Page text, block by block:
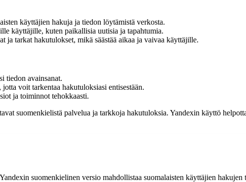
käyttäjien hakuja ja tiedon löytämistä verkosta.
käyttäjille, kuten paikallisia uutisia ja tapahtumia.
ja tarkat hakutulokset, mikä säästää aikaa ja vaivaa käyttäjille.
tiedon avainsanat.
voit tarkentaa hakutuloksiasi entisestään.
ja toiminnot tehokkaasti.
suomenkielistä palvelua ja tarkkoja hakutuloksia. Yandexin käyttö
suomenkielinen versio mahdollistaa suomalaisten käyttäjien